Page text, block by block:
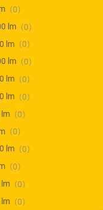
0
lm
0
lm
0
lm
0
lm
0
lm
0
0
0
lm
0
0
lm
0
0